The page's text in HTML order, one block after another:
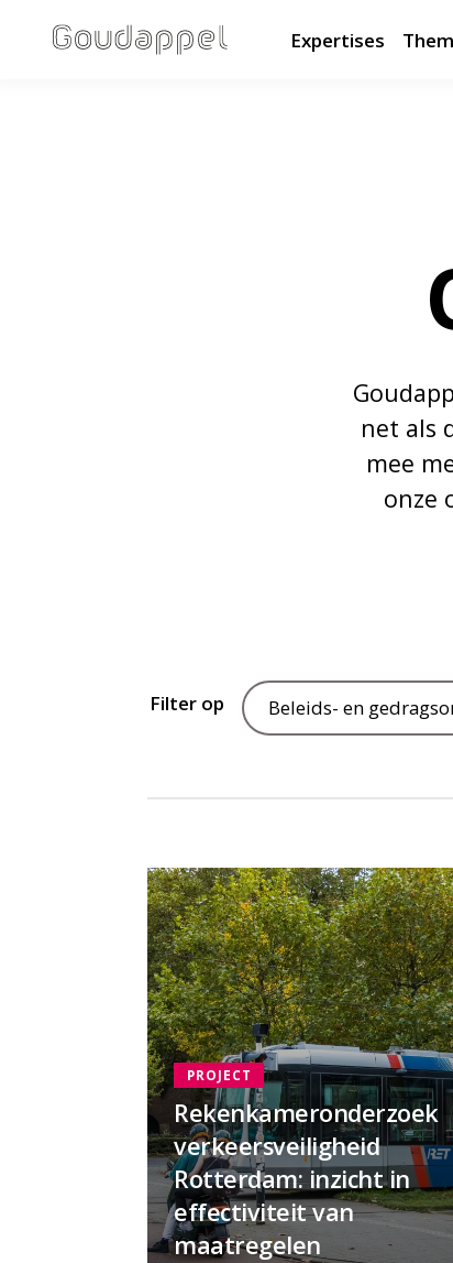
Expertises
net als
mee
onze
Filter op
Rekenkameronderzoek
verkeersveiligheid
Rotterdam: inzicht in
effectiviteit van
maatregelen
PROJECT